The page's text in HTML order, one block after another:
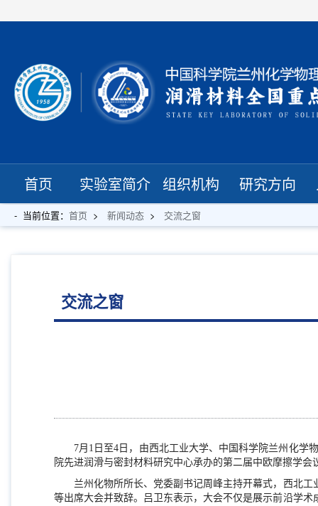
首页 实验室简介 组织机构 研究方向
当前位置： 首页 新闻动态 交流之窗
交流之窗
7月 1 日至4 日，由西北工业大学、中国科学院兰州化学
院先进润滑与密封材料研究中心承办的第二届中欧摩擦学
兰州化物所所长、党委副书记周峰主持开幕式，西北
等出席大会并致辞。吕卫东表示，大会不仅是展示前沿学